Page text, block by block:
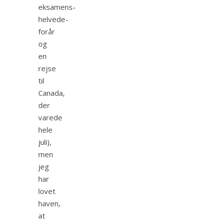
eksamens-
helvede-
forår
og
en
rejse
til
Canada,
der
varede
hele
juli),
men
jeg
har
lovet
haven,
at